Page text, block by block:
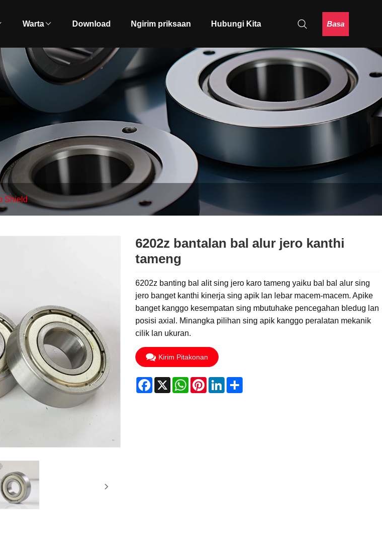
Warta Download Ngirim priksaan Hubungi Kita Basa
Shield
6202z bantalan bal alur jero kanthi
tameng
6202z banting bal alit sing jero karo tameng yaiku bal bal alur sing
jero banget kanthi kinerja sing apik lan lebar macem-macem. Apike
banget kanggo kesempatan sing mbutuhake pencegahan bledug lan
posisi axial. Minangka pilihan sing apik kanggo peralatan mekanik
cilik lan ukuran.
Kirim Pitakonan
Facebook
X WhatsApp
PinterestLinkedInShare